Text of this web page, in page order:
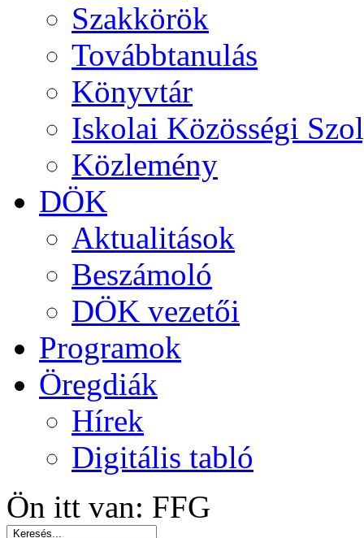
Szakkörök
Továbbtanulás
Könyvtár
Iskolai Közösségi
Közlemény
DÖK
Aktualitások
Beszámoló
DÖK vezetői
Programok
Öregdiák
Hírek
Digitális tabló
Ön itt van: FFG